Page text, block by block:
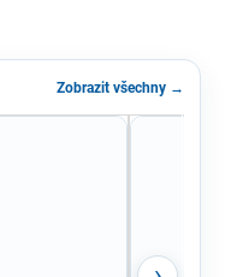
Zobrazit všechny →